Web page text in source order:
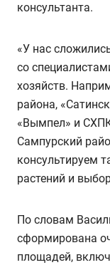
консультанта.
«У нас
со
хозяйств.
района,
«Вымпел» и
Сампурский
консультируем
растений и
По словам
сформирована
площадей,